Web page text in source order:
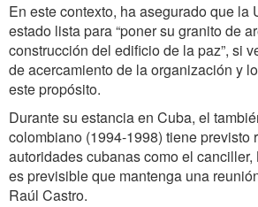
En este contexto, ha asegurado que la
estado lista para “poner su granito de
construcción del edificio de la paz”, si
de acercamiento de la organización y
este propósito.
Durante su estancia en Cuba, el
colombiano (1994-1998) tiene previsto
autoridades cubanas como el
es previsible que mantenga una
Raúl Castro.